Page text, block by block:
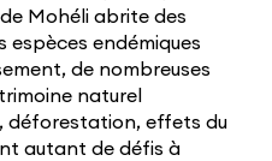
Mohéli abrite des
endémiques
de nombreuses
naturel
déforestation, effets du
autant de défis à